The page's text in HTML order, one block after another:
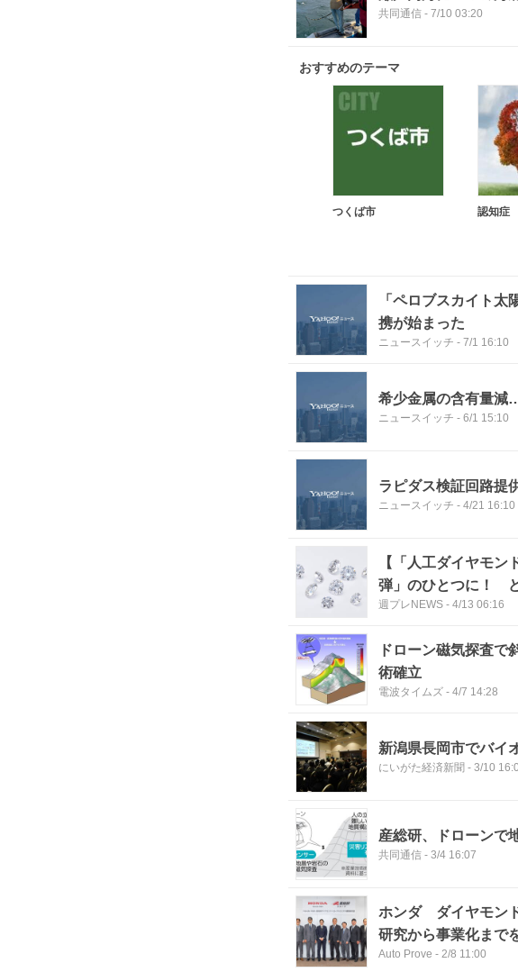
共同通信 - 7/10 03:20
おすすめのテーマ
つくば市 認知症
「ペロブスカイト
携が始まった
ニュースイッチ - 7/1 16:10
希少金属の含有量減
ニュースイッチ - 6/1 15:10
ラピダス検証回路提
ニュースイッチ - 4/21 16:10
【「人工ダイヤモ
弾」のひとつに！
週プレNEWS - 4/13 06:16
ドローン磁気探査
術確立
電波タイムズ - 4/7 14:28
新潟県長岡市でバイ
にいがた経済新聞 - 3/10
産総研、ドローンで
共同通信 - 3/4 16:07
ホンダ ダイヤモン
研究から事業化まで
Auto Prove - 2/8 11:00